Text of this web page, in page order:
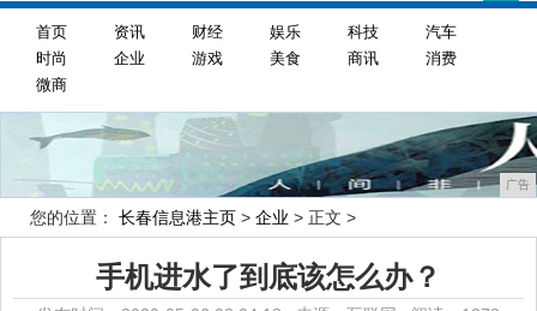
首页 资讯 财经 娱乐 科技
汽车
时尚
企业 游戏 美食 商讯
消费
微商
广告
您的位置： 长春信息港主页 > 企业 > 正文 >
手机进水了到底该怎么办？